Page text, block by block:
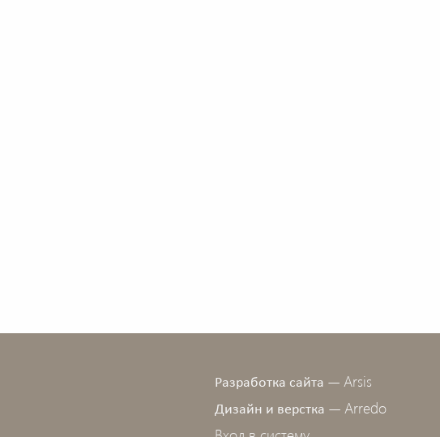
Разработка сайта — Arsis
Дизайн и верстка — Arredo